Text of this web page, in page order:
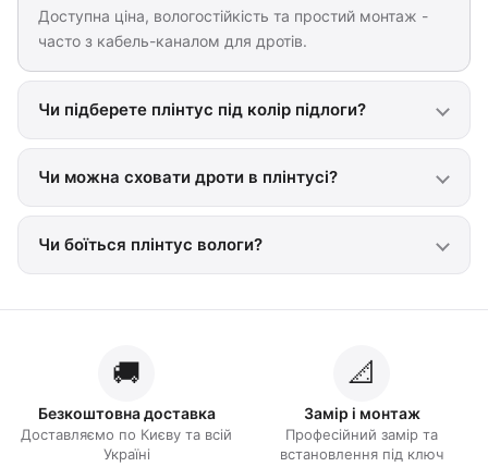
Доступна ціна, вологостійкість та простий монтаж -
часто з кабель-каналом для дротів.
Чи підберете плінтус під колір підлоги?
Чи можна сховати дроти в плінтусі?
Чи боїться плінтус вологи?
🚚
Безкоштовна доставка
Доставляємо по Києву та всій
Україні
📐
Замір і монтаж
Професійний замір та
встановлення під ключ